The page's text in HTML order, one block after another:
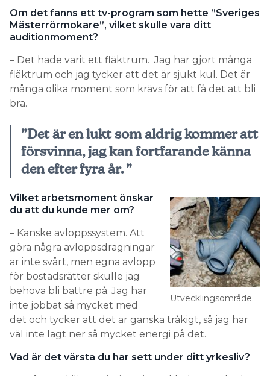
Om det fanns ett tv-program som hette ”Sveriges
Mästerrörmokare”, vilket skulle vara ditt
auditionmoment?
– Det hade varit ett fläktrum. Jag har gjort många
fläktrum och jag tycker att det är sjukt kul. Det är
många olika moment som krävs för att få det att bli
bra.
”Det är en lukt som aldrig kommer att
försvinna, jag kan fortfarande känna
den efter fyra år. ”
Utvecklingsområde.
Vilket arbetsmoment önskar
du att du kunde mer om?
– Kanske avloppssystem. Att
göra några avloppsdragningar
är inte svårt, men egna avlopp
för bostadsrätter skulle jag
behöva bli bättre på. Jag har
inte jobbat så mycket med
det och tycker att det är ganska tråkigt, så jag har
väl inte lagt ner så mycket energi på det.
Vad är det värsta du har sett under ditt yrkesliv?